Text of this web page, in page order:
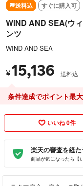
送料込 すぐに購入可
WIND AND SEA(ウ
ンツ
WIND AND SEA
¥15,136 送料込
条件達成でポイント最大
いいね 0件
楽天の審査を経
商品が気になったら【